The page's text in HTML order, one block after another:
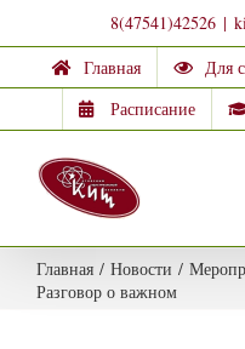
to
content
8(47541)42526 |
Главная
Для
Расписание
Главная / Новости /
Разговор о важном